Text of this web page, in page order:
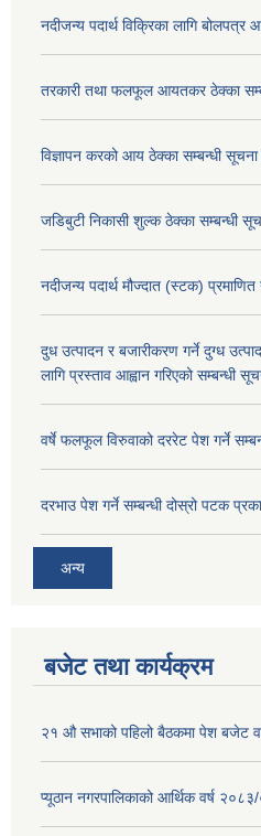
नदीजन्य पदार्थ विक्रिका लागि बोलपत्र
तरकारी तथा फलफूल आयतकर ठेक्का
विज्ञापन करको आय ठेक्का सम्बन्धी
जडिबुटी निकासी शुल्क ठेक्का सम्बन्धी
नदीजन्य पदार्थ मौज्दात (स्टक)
दुध उत्पादन र बजारीकरण गर्ने दुग्ध
लागि प्रस्ताव आह्वान गरिएको सम्बन्धी
वर्षे फलफूल विरुवाको दररेट पेश गर्ने
दरभाउ पेश गर्ने सम्बन्धी दोस्रो पटक
अन्य
बजेट तथा कार्यक्रम
२१ औ सभाको पहिलो बैठकमा पेश बजेट
प्यूठान नगरपालिकाको आर्थिक वर्ष